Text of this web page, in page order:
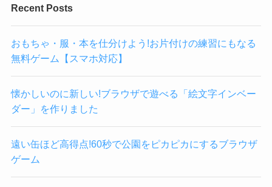
Recent Posts
おもちゃ・服・本を仕分けよう!お片付けの練習にもなる
無料ゲーム【スマホ対応】
懐かしいのに新しい!ブラウザで遊べる「絵文字インベー
ダー」を作りました
遠い缶ほど高得点!60秒で公園をピカピカにするブラウザ
ゲーム